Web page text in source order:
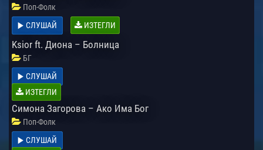
Поп-Фолк
СЛУШАЙ
ИЗТЕГЛИ
Ksior ft. Диона – Болница
БГ
СЛУШАЙ
ИЗТЕГЛИ
Симона Загорова – Ако Има Бог
Поп-Фолк
СЛУШАЙ